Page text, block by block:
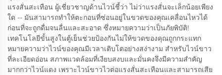
แรงสั่นสะเทือน ผู้เชี่ยวชาญด้านไวน์ชี้ว่า ไม่ว่าแรงสั่นจะเล็กน้อยเพียง
ใด -- มันสามารถทำให้ตะกอนที่ซ่อนอยู่ในขวดของคุณเคลื่อนไหวได้
ก่อนที่จะถูกดื่มจนลื่นและสะอาด ซึ่งหมายความว่าเป็นภัยพิบัติ!
เทคโนโลยีขั้นสูงในตู้เย็นช่วยป้องกันไม่ให้ขวดของคุณถูกกระแทก
หมายความว่าไวน์ของคุณมีเวลาเติบโตอย่างสง่างาม สำหรับไวน์ขาว
ที่ละเอียดอ่อน สภาพแวดล้อมที่เงียบสงบและมั่นคงจึงมีความสำคัญ
มากกว่าไวน์แดง เพราะไวน์ขาวไวต่อแรงสั่นสะเทือนและสามารถเสีย